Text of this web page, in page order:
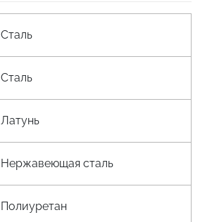
Сталь
Сталь
Латунь
Нержавеющая сталь
Полиуретан